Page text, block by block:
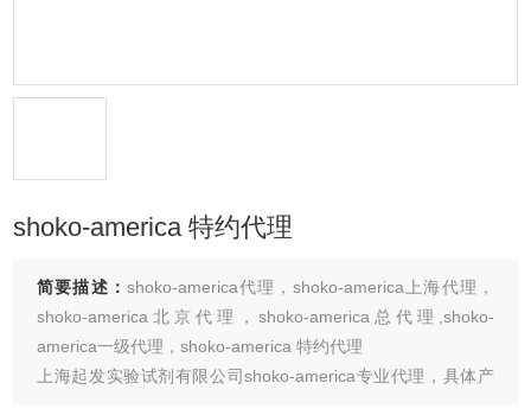
shoko-america 特约代理
简要描述： shoko-america代理，shoko-america上海代理，
shoko-america北京代理，shoko-america总代理,shoko-
america一级代理，shoko-america 特约代理
上海起发实验试剂有限公司shoko-america专业代理，具体产